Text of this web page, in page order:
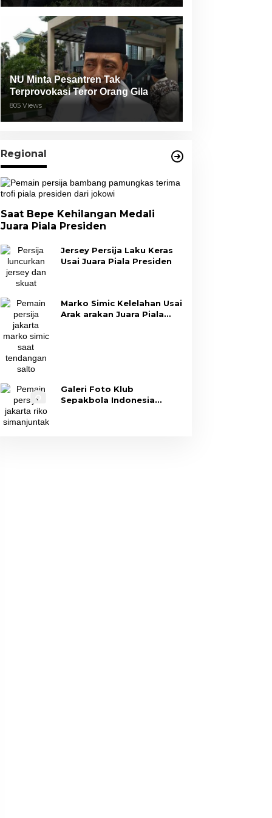
NU Minta Pesantren Tak
Terprovokasi Teror Orang Gila
805 Views
Regional
Saat Bepe Kehilangan Medali
Juara Piala Presiden
Jersey Persija Laku Keras
Usai Juara Piala Presiden
Marko Simic Kelelahan Usai
Arak arakan Juara Piala
Galeri Foto Klub
Sepakbola Indonesia